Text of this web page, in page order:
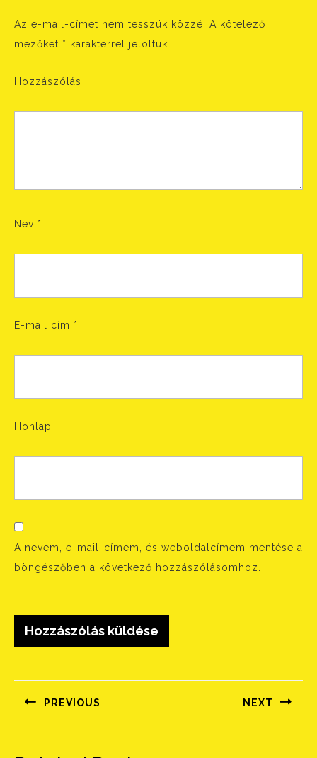
Az e-mail-címet nem tesszük közzé.
A kötelező
mezőket * karakterrel jelöltük
Hozzászólás
Név *
E-mail cím *
Honlap
A nevem, e-mail-címem, és weboldalcímem mentése a
böngészőben a következő hozzászólásomhoz.
navigáció
PREVIOUS
Előző
NEXT
Következő